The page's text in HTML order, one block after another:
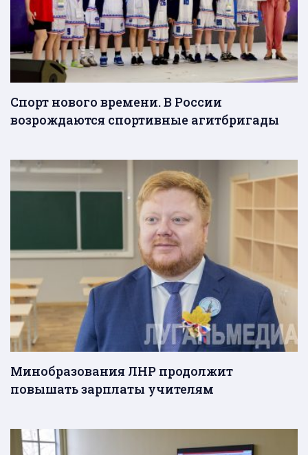
Спорт нового времени. В России
возрождаются спортивные агитбригады
Минобразования ЛНР продолжит
повышать зарплаты учителям